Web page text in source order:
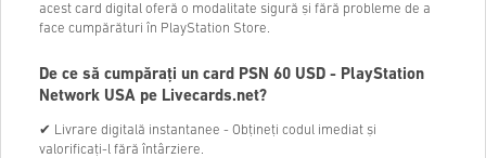
acest card digital oferă o modalitate sigură și fără probleme de a
face cumpărături în PlayStation Store.
De ce să cumpărați un card PSN 60 USD - PlayStation
Network USA pe Livecards.net?
✔ Livrare digitală instantanee - Obțineți codul imediat și
valorificați-l fără întârziere.